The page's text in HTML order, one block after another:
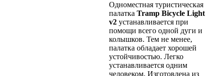
Одноместная туристическая
палатка Tramp Bicycle Light
v2 устанавливается при
помощи всего одной дуги и
колышков. Тем не менее,
палатка обладает хорошей
устойчивостью. Легко
устанавливается одним
человеком. Изготовлена из